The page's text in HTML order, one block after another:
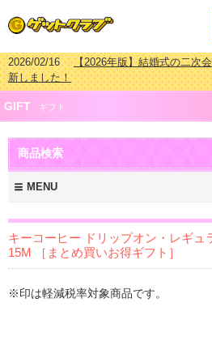
2026/02/16【2026年版】結婚式の二次
新しました！
2026/02/03【2026年版】ゴルフコンペ
2999円編］もらってうれしい人気ラ…
2026/07/15【2026年版】ビンゴゲーム
ング 更新しました！
2026/04/03
2999円編］もらってうれしい人気ラ…
GIFT ギフト
商品検索
MENU
キーコーヒー ドリップオン・レギュ
15M ［まとめ買いお得ギフト］
※印は軽減税率対象商品です。